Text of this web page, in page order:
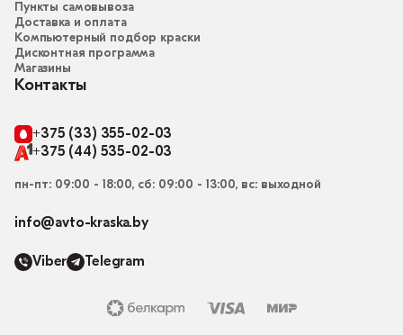
Пункты самовывоза
Доставка и оплата
Компьютерный подбор краски
Дисконтная программа
Магазины
Контакты
+375 (33) 355-02-03
+375 (44) 535-02-03
пн-пт: 09:00 - 18:00, сб: 09:00 - 13:00, вс: выходной
info@avto-kraska.by
Viber Telegram